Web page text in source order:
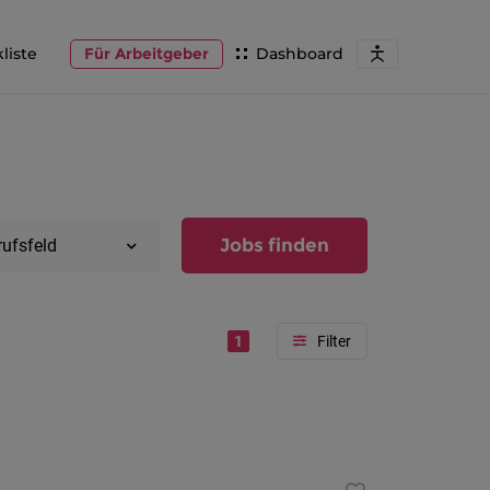
Dashboard
Für Arbeitgeber
Jobs finden
1